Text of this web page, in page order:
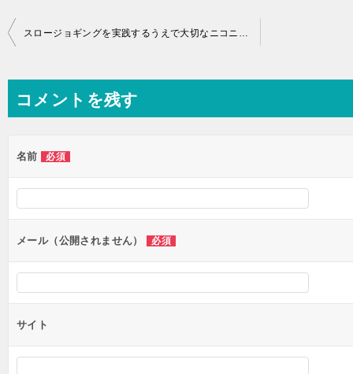
投
ナ
ビ
ー
ョ
ン
コメントを残す
名前 必須
メール（公開されません） 必須
サイト